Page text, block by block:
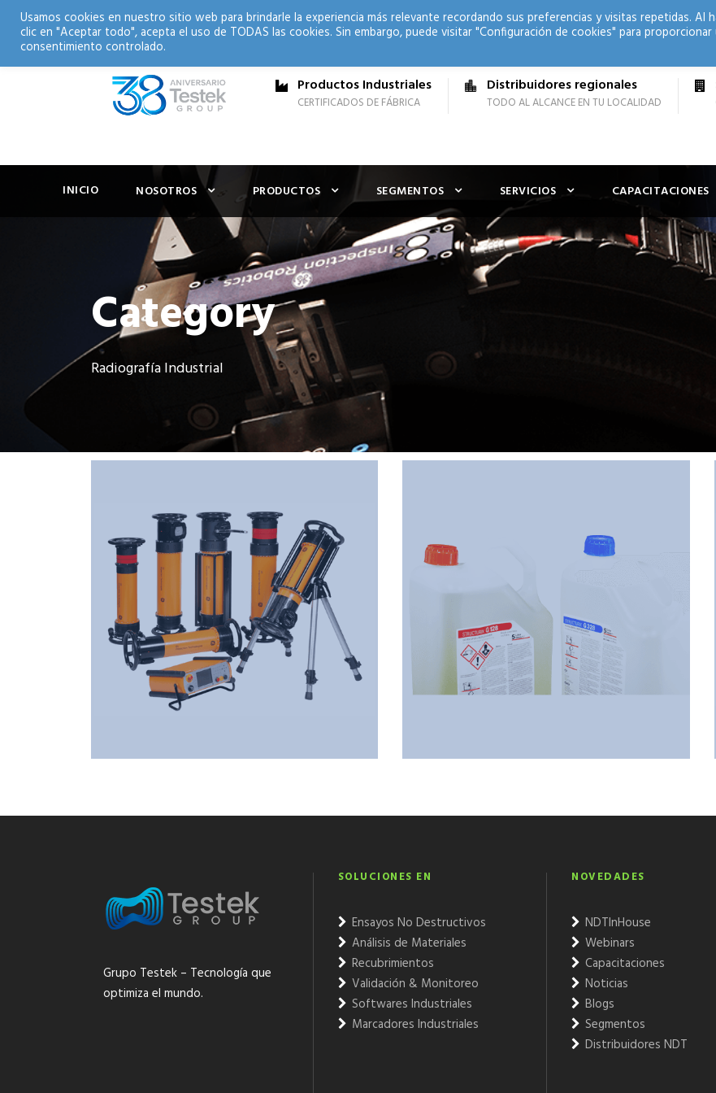
Productos Industriales
CERTIFICADOS DE FÁBRICA
Distribuidores regionales
TODO AL ALCANCE EN TU LOCALIDAD
INICIO NOSOTROS PRODUCTOS SEGMENTOS SERVICIOS CAPACITACIONES
Category
Radiografía Industrial
Grupo Testek – Tecnología que
optimiza el mundo.
SOLUCIONES EN
Ensayos No Destructivos
Análisis de Materiales
Recubrimientos
Validación & Monitoreo
Softwares Industriales
Marcadores Industriales
NOVEDADES
NDTInHouse
Webinars
Capacitaciones
Noticias
Blogs
Segmentos
Distribuidores NDT
Usamos cookies en nuestro sitio web para brindarle la experiencia más relevante recordando sus preferencias y visitas repetidas. Al
clic en "Aceptar todo", acepta el uso de TODAS las cookies. Sin embargo, puede visitar "Configuración de cookies" para proporcionar
consentimiento controlado.